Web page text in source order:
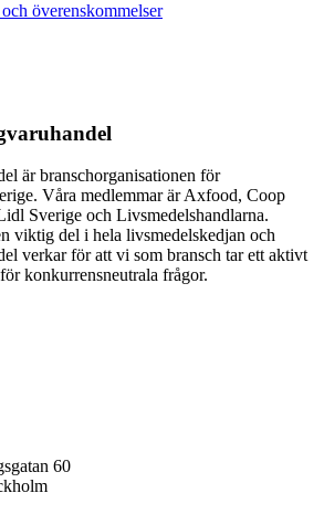
överenskommelser
är branschorganisationen för
Våra medlemmar är Axfood, Coop
Sverige och Livsmedelshandlarna.
viktig del i hela livsmedelskedjan och
verkar för att vi som bransch tar ett aktivt
konkurrensneutrala frågor.
60